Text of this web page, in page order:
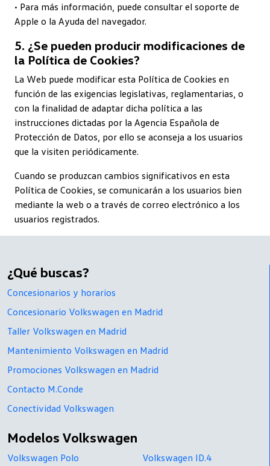
• Para más información, puede consultar el soporte de
Apple o la Ayuda del navegador.
5. ¿Se pueden producir modificaciones de
la Política de Cookies?
La Web puede modificar esta Política de Cookies en
función de las exigencias legislativas, reglamentarias, o
con la finalidad de adaptar dicha política a las
instrucciones dictadas por la Agencia Española de
Protección de Datos, por ello se aconseja a los usuarios
que la visiten periódicamente.
Cuando se produzcan cambios significativos en esta
Política de Cookies, se comunicarán a los usuarios bien
mediante la web o a través de correo electrónico a los
usuarios registrados.
¿Qué buscas?
Concesionarios y horarios
Concesionario Volkswagen en Madrid
Taller Volkswagen en Madrid
Mantenimiento Volkswagen en Madrid
Promociones Volkswagen en Madrid
Contacto M.Conde
Conectividad Volkswagen
Modelos Volkswagen
Volkswagen Polo
Volkswagen ID.4